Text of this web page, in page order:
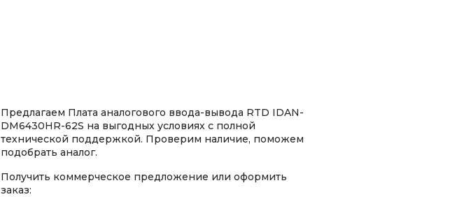
Предлагаем Плата аналогового ввода-вывода RTD IDAN-
DM6430HR-62S на выгодных условиях с полной
технической поддержкой. Проверим наличие, поможем
подобрать аналог.
Получить коммерческое предложение или оформить
заказ: